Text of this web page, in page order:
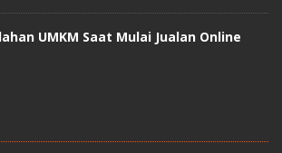
UMKM Saat Mulai Jualan Online